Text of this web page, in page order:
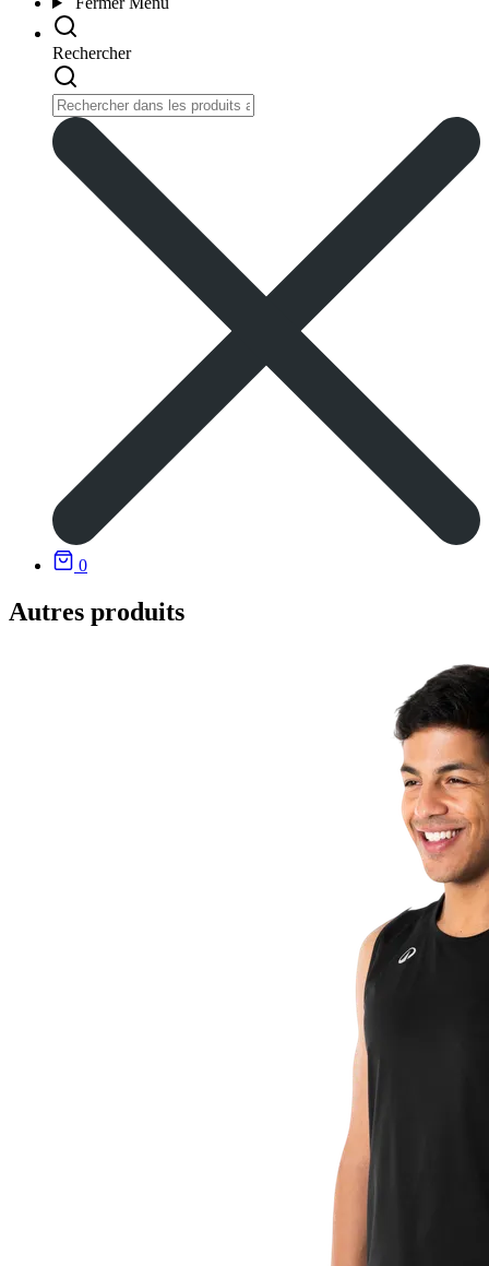
Rechercher
0
Autres produits